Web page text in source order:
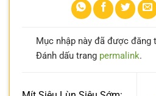
Mục nhập này đã được đăng
Đánh dấu trang permalink.